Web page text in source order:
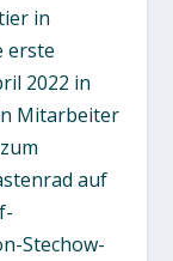
in
erste
2022 in
Mitarbeiter
auf
Stechow-